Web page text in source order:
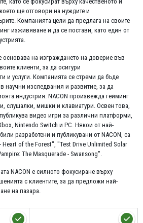
ще отговори на нуждите и
Компанията цели да предлага на своите
изживяване и да се постави, като един от
основава на изграждането на доверие във
клиенти, за да осигури
и услуги. Компанията се стреми да бъде
научни изследвания и развитие, за да
индустрия. NACON произвежда гейминг
слушалки, мишки и клавиатури. Освен това,
видео игри за различни платформи,
Nintendo Switch и PC. Някои от най-
разработени и публикувани от NACON, са
Heart of the Forest", "Test Drive Unlimited Solar
The Masquerade - Swansong".
NACON е силното фокусиране върху
с клиентите, за да предложи най-
на пазара.